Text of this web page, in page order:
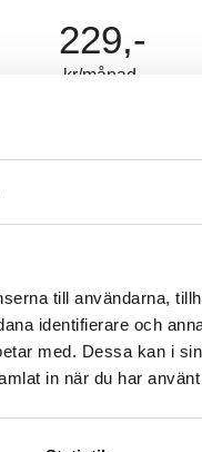
till användarna,
identifierare och
med. Dessa kan i
in när du har
229,-
kr/månad ​​​​​​